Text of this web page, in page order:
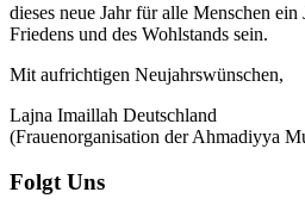
dieses neue Jahr für alle Menschen ein
Friedens und des Wohlstands sein.
Mit aufrichtigen Neujahrswünschen,
Lajna Imaillah Deutschland
(Frauenorganisation der Ahmadiyya
Folgt Uns